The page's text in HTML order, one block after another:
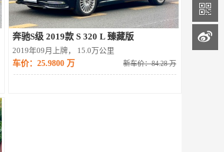
奔驰S级 2019款 S 320 L 臻藏版
2019年09月上牌， 15.0万公里
车价：25.9800 万
新车价：84.28 万